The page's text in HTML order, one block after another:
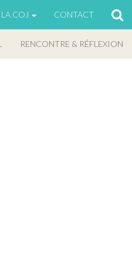
LA COJ CONTACT
RENCONTRE & RÉFLEXION